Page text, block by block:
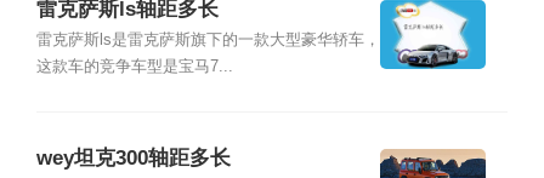
雷克萨斯ls轴距多长
雷克萨斯ls是雷克萨斯旗下的一款大型豪华轿车，
这款车的竞争车型是宝马7...
wey坦克300轴距多长